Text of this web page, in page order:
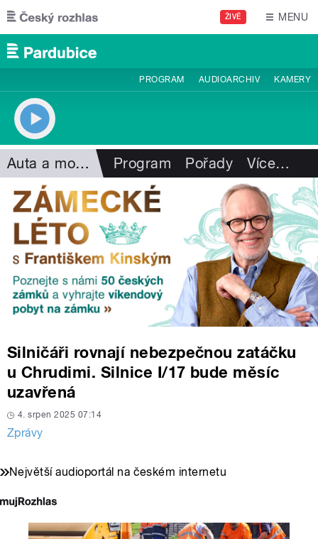
Přejít k hlavnímu obsahu
ŽIVĚ MENU
PROGRAM AUDIOARCHIV KAMERY
Auta a motorismus Program Pořady Více…
Silničáři rovnají nebezpečnou zatáčku
u Chrudimi. Silnice I/17 bude měsíc
uzavřená
4. srpen 2025 07:14
Zprávy
Největší audioportál na českém internetu